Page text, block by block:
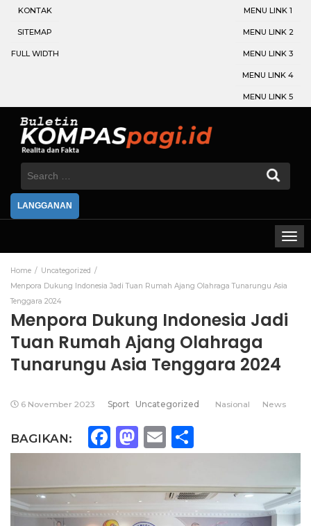
KONTAK
SITEMAP
FULL WIDTH
MENU LINK 1
MENU LINK 2
MENU LINK 3
MENU LINK 4
MENU LINK 5
Search
LANGGANAN
Home
Uncategorized
Menpora Dukung Indonesia Jadi Tuan Rumah Ajang Olahraga Tunarungu Asia
Tenggara 2024
Menpora Dukung Indonesia Jadi
Tuan Rumah Ajang Olahraga
Tunarungu Asia Tenggara 2024
6 November 2023 Sport Uncategorized Nasional News
BAGIKAN: Facebook
Mastodon
Email